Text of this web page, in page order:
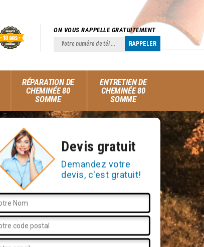
ON VOUS RAPPELLE GRATUITEMENT
RÉPARATION DE
CHEMINÉE 80
SOMME
ENTRETIEN DE
CHEMINÉE 80
SOMME
Devis gratuit
Demandez votre
devis, c'est gratuit!